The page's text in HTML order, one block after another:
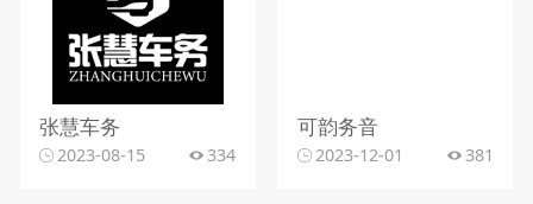
张慧车务
2023-08-15 334
可韵务音
2023-12-01 381